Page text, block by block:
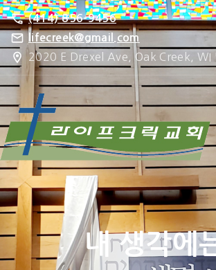
S
k
i
c
o
n
t
(414) 856-9456
lifecreek@gmail.com
2020 E Drexel Ave, Oak Creek, WI
내 생각에